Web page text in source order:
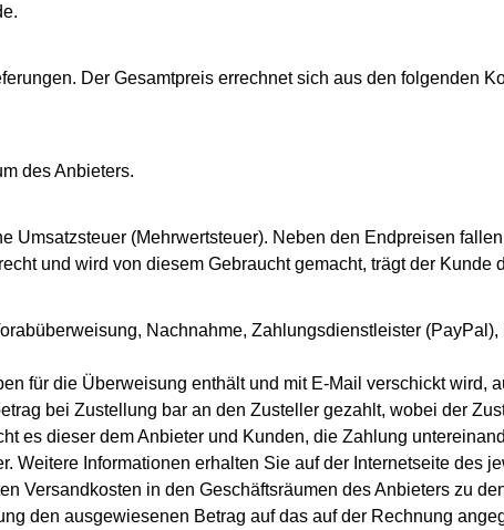
Der Gesamtpreis errechnet sich aus den folgenden
des Anbieters.
Umsatzsteuer (Mehrwertsteuer). Neben den Endpreisen
und wird von diesem Gebraucht gemacht, trägt der Kunde
Nachnahme, Zahlungsdienstleister
für die Überweisung enthält und mit E-Mail verschickt wird,
bei Zustellung bar an den Zusteller gezahlt, wobei der
es dieser dem Anbieter und Kunden, die Zahlung
Weitere Informationen erhalten Sie auf der Internetseite des
Versandkosten in den Geschäftsräumen des Anbieters zu
den ausgewiesenen Betrag auf das auf der Rechnung